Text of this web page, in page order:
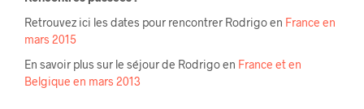
Retrouvez ici les dates pour rencontrer Rodrigo en France en
mars 2015
En savoir plus sur le séjour de Rodrigo en France et en
Belgique en mars 2013